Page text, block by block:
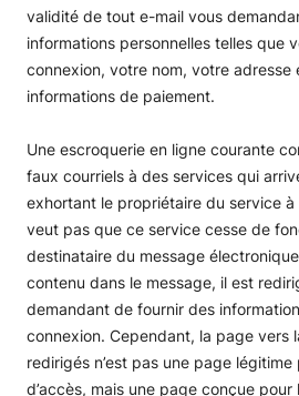
suspect
validité de tout e-mail vous
informations personnelles telles que
connexion, votre nom, votre adresse
informations de paiement.
Une escroquerie en ligne courante
faux courriels à des services qui
exhortant le propriétaire du service à
veut pas que ce service cesse de
destinataire du message
contenu dans le message, il est
demandant de fournir des
connexion. Cependant, la page vers
redirigés n’est pas une page
d’accès, mais une page conçue pour